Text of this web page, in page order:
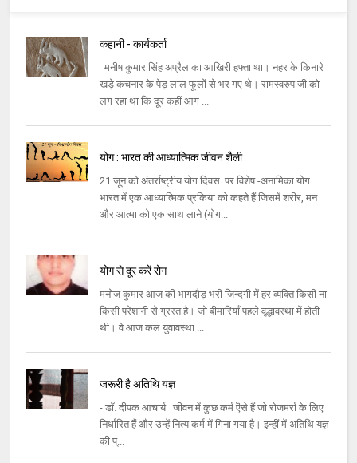
कहानी - कार्यकर्ता
मनीष कुमार सिंह अप्रैल का आखिरी हफ्ता था। नहर के किनारे
खड़े कचनार के पेड़ लाल फूलों से भर गए थे। रामस्‍वरुप जी को
लग रहा था कि दूर कहीं आग ...
योग : भारत की आध्यात्मिक जीवन शैली
21 जून को अंतर्राष्ट्रीय योग दिवस पर विशेष -अनामिका योग
भारत में एक आध्यात्मिक प्रकिया को कहते हैं जिसमें शरीर, मन
और आत्मा को एक साथ लाने (योग...
योग से दूर करें रोग
मनोज कुमार आज की भागदौड़ भरी जिन्दगी में हर व्यक्ति किसी ना
किसी परेशानी से ग्रस्त है। जो बीमारियाँ पहले वृद्धावस्था में होती
थी। वे आज कल युवावस्था ...
जरूरी है अतिथि यज्ञ
- डॉ. दीपक आचार्य जीवन में कुछ कर्म ऎसे हैं जो रोजमर्रा के लिए
निर्धारित हैं और उन्हें नित्य कर्म में गिना गया है। इन्हीं में अतिथि यज्ञ
की प्...